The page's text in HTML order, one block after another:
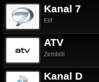
Kanal 7
Elif
ATV
Zembilli
Kanal D